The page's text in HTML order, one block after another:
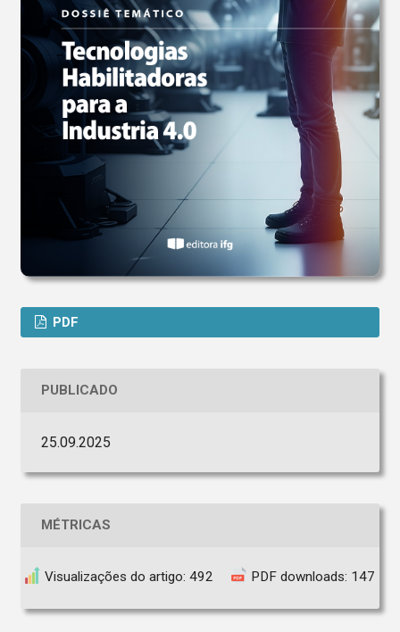
PDF
PUBLICADO
25.09.2025
MÉTRICAS
Visualizações do artigo: 492 PDF downloads: 147